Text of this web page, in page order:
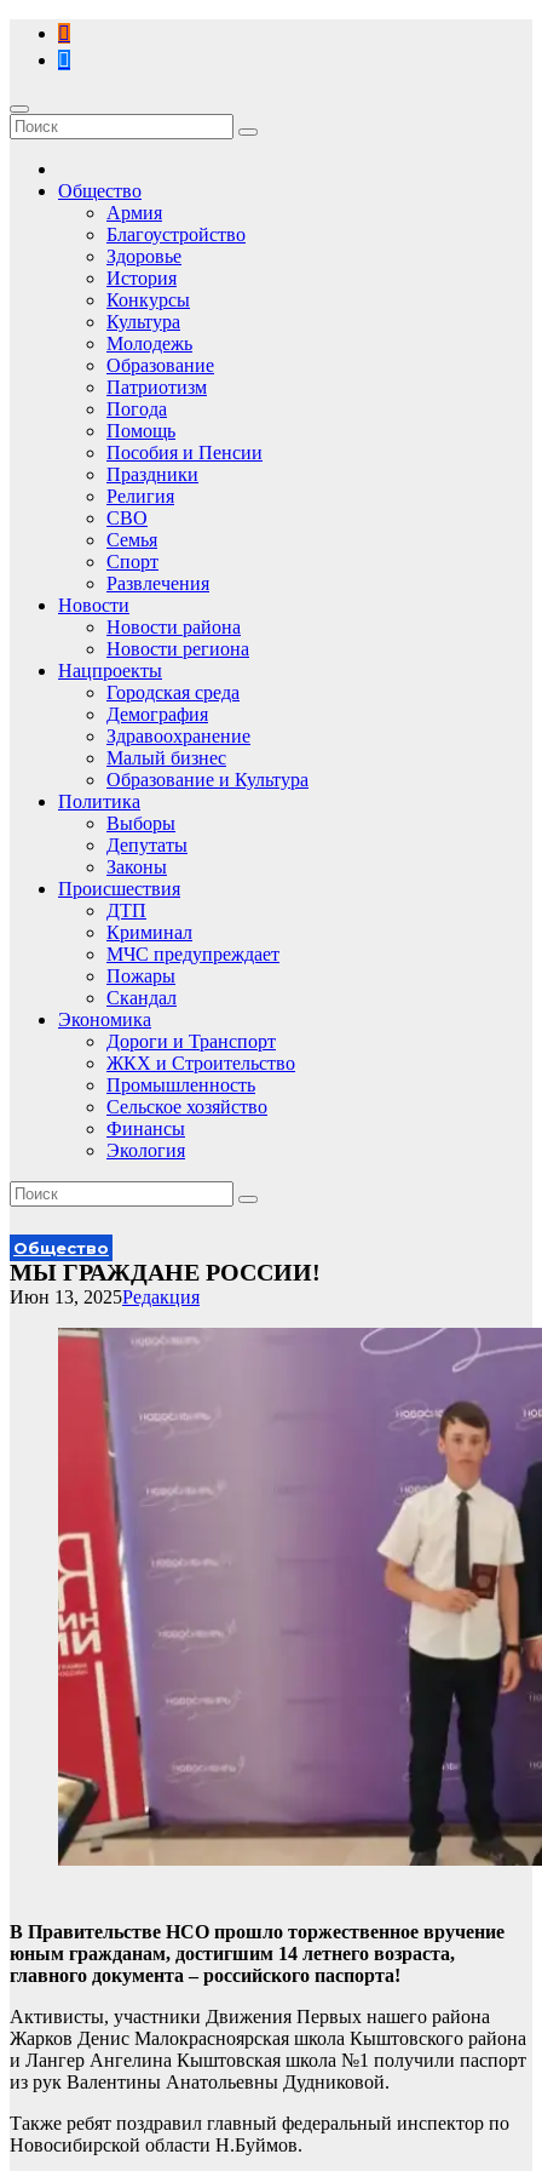
Перейти
содержимому
Общество
Армия
Благоустройство
Здоровье
История
Конкурсы
Культура
Молодежь
Образование
Патриотизм
Погода
Помощь
Пособия и Пенсии
Праздники
Религия
СВО
Семья
Спорт
Развлечения
Новости
Новости района
Новости региона
Нацпроекты
Городская среда
Демография
Здравоохранение
Малый бизнес
Образование и Культура
Политика
Выборы
Депутаты
Законы
Происшествия
ДТП
Криминал
МЧС предупреждает
Пожары
Скандал
Экономика
Дороги и Транспорт
ЖКХ и Строительство
Промышленность
Сельское хозяйство
Финансы
Экология
Общество
МЫ ГРАЖДАНЕ РОССИИ!
Редакция
Июн 13, 2025
В Правительстве НСО прошло торжественное вручение
юным гражданам, достигшим 14 летнего возраста,
главного документа – российского паспорта!
Активисты, участники Движения Первых нашего района
Жарков Денис Малокрасноярская школа Кыштовского района
и Лангер Ангелина Кыштовская школа №1 получили паспорт
из рук Валентины Анатольевны Дудниковой.
Также ребят поздравил главный федеральный инспектор по
Новосибирской области Н.Буймов.